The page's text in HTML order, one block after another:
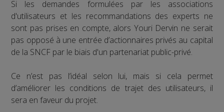
Si les demandes formulées par les associations
d'utilisateurs et les recommandations des experts ne
sont pas prises en compte, alors Youri Dervin ne serait
pas opposé à une entrée d’actionnaires privés au capital
de la SNCF par le biais d'un partenariat public-privé.
Ce n’est pas l’idéal selon lui, mais si cela permet
d’améliorer les conditions de trajet des utilisateurs, il
sera en faveur du projet.